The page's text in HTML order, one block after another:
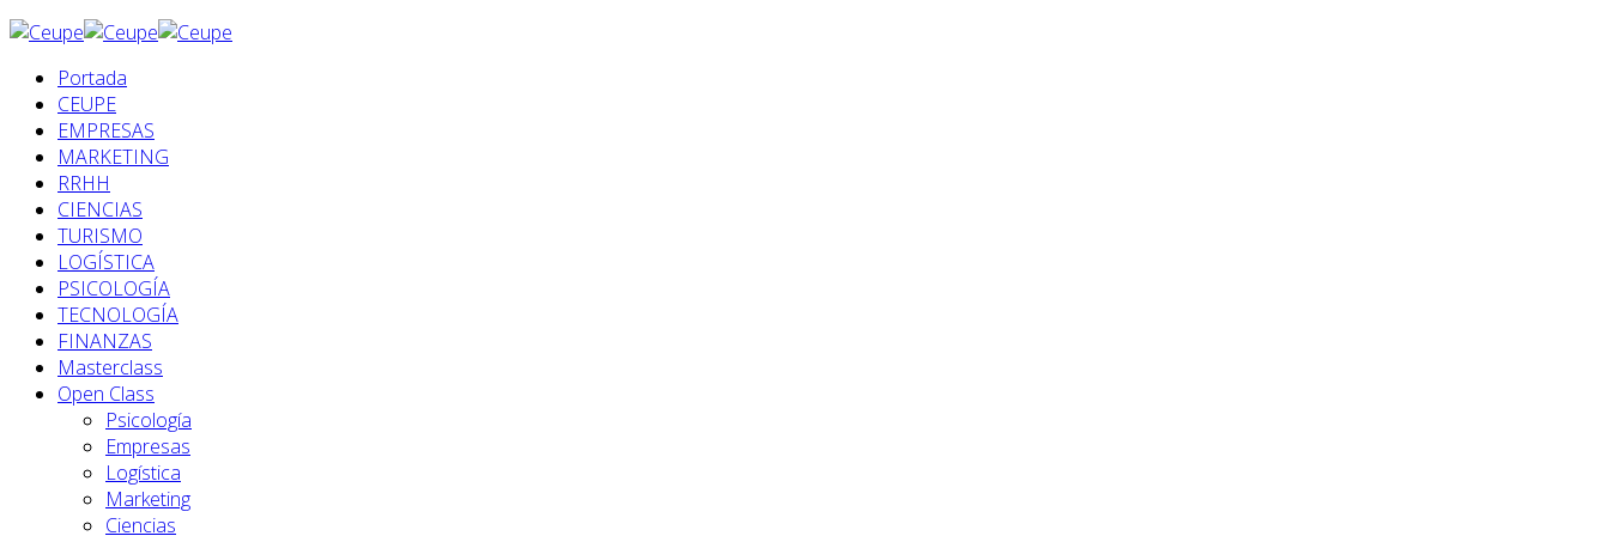
Portada
CEUPE
EMPRESAS
MARKETING
RRHH
CIENCIAS
TURISMO
LOGÍSTICA
PSICOLOGÍA
TECNOLOGÍA
FINANZAS
Masterclass
Open Class
Psicología
Empresas
Logística
Marketing
Ciencias